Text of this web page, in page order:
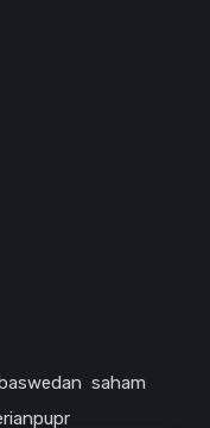
saham